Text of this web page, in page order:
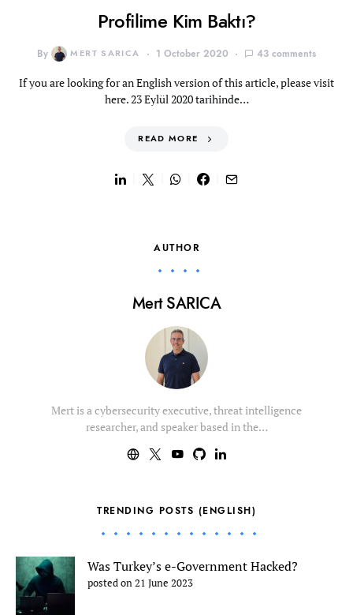
Profilime Kim Baktı?
By MERT SARICA 1 October 2020 43 comments
If you are looking for an English version of this article, please visit
here. 23 Eylül 2020 tarihinde…
READ MORE
AUTHOR
Mert SARICA
Mert is a cybersecurity executive, threat intelligence
researcher, and speaker based in the…
TRENDING POSTS (ENGLISH)
Was Turkey’s e-Government Hacked?
posted on 21 June 2023